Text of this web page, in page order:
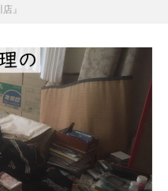
』